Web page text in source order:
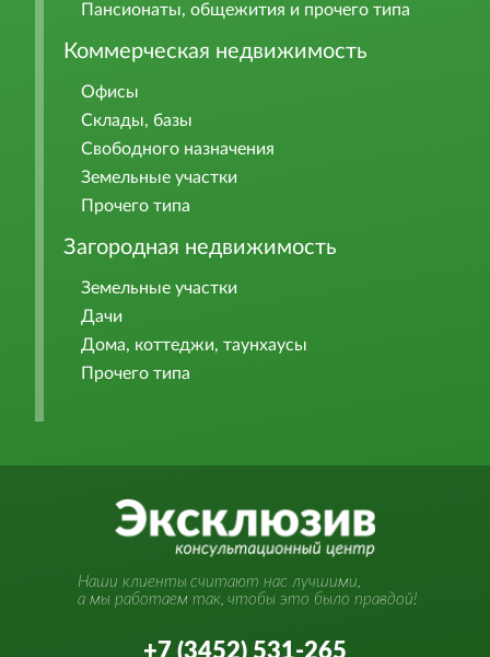
Пансионаты, общежития и прочего типа
Коммерческая недвижимость
Офисы
Склады, базы
Свободного назначения
Земельные участки
Прочего типа
Загородная недвижимость
Земельные участки
Дачи
Дома, коттеджи, таунхаусы
Прочего типа
Наши клиенты считают нас лучшими,
а мы работаем так, чтобы это было правдой!
+7 (3452) 531-265